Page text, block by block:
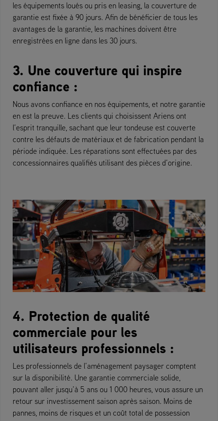
les équipements loués ou pris en leasing, la couverture de
garantie est fixée à 90 jours. Afin de bénéficier de tous les
avantages de la garantie, les machines doivent être
enregistrées en ligne dans les 30 jours.
3. Une couverture qui inspire
confiance :
Nous avons confiance en nos équipements, et notre garantie
en est la preuve. Les clients qui choisissent Ariens ont
l’esprit tranquille, sachant que leur tondeuse est couverte
contre les défauts de matériaux et de fabrication pendant la
période indiquée. Les réparations sont effectuées par des
concessionnaires qualifiés utilisant des pièces d’origine.
4. Protection de qualité
commerciale pour les
utilisateurs professionnels :
Les professionnels de l’aménagement paysager comptent
sur la disponibilité. Une garantie commerciale solide,
pouvant aller jusqu’à 5 ans ou 1 000 heures, vous assure un
retour sur investissement saison après saison. Moins de
pannes, moins de risques et un coût total de possession